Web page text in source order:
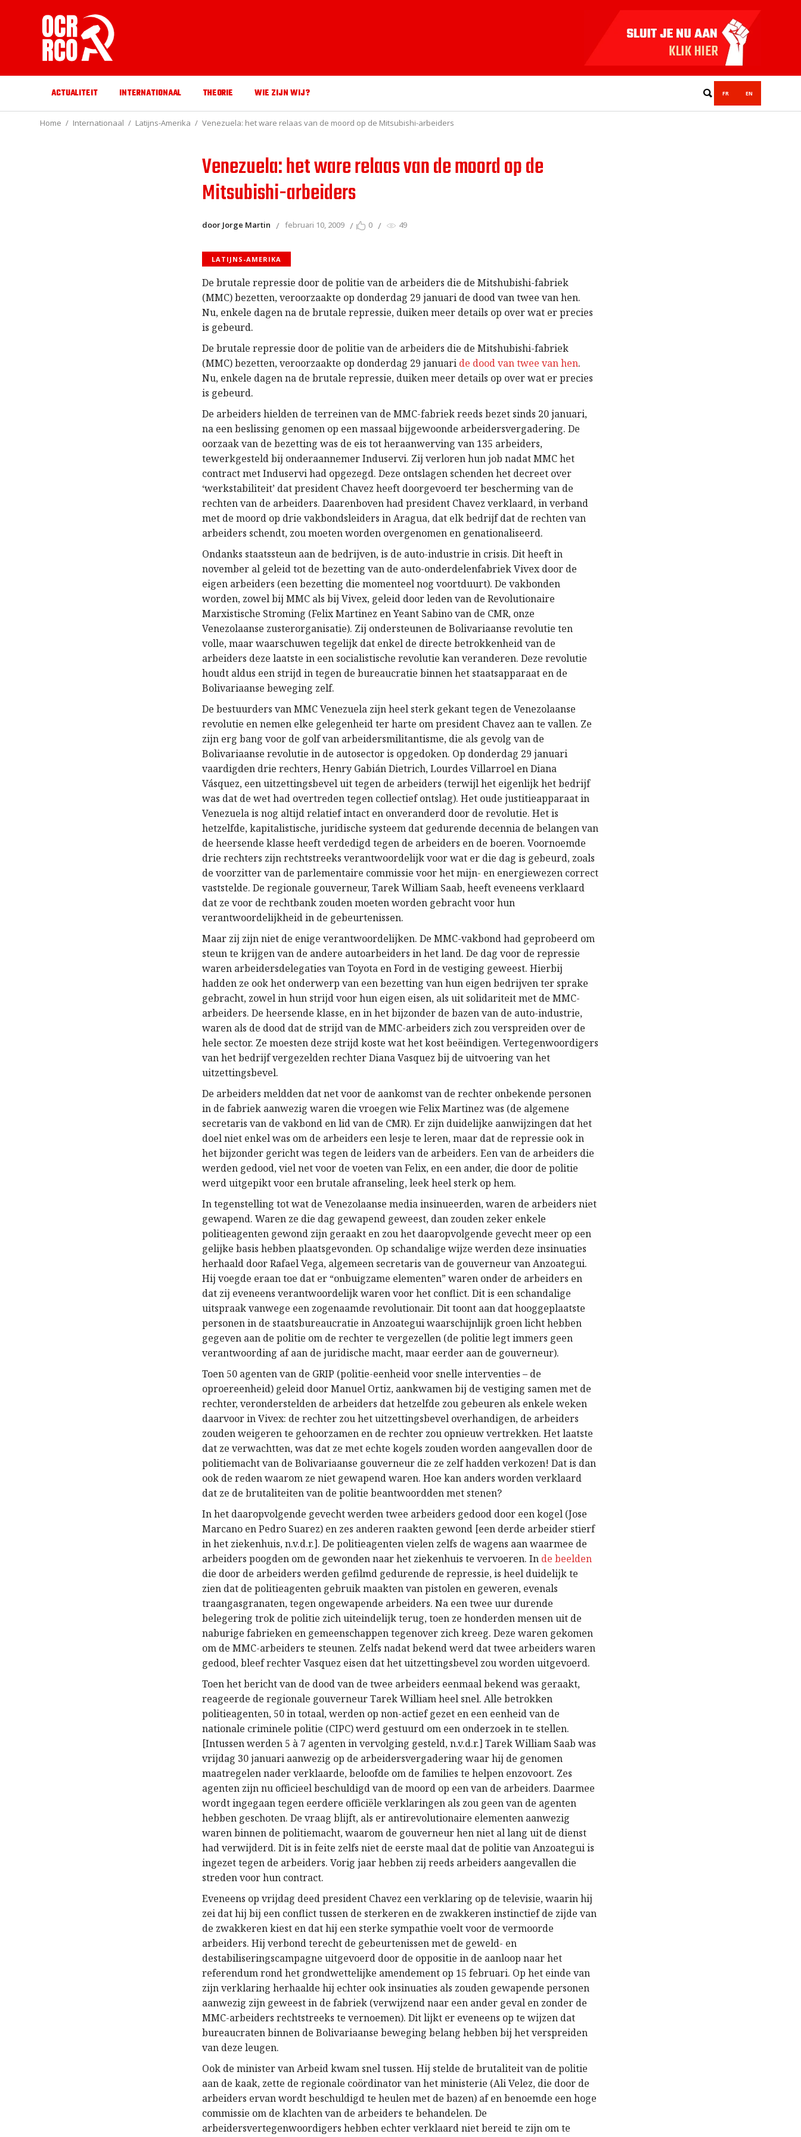
ACTUALITEIT INTERNATIONAAL THEORIE WIE ZIJN WIJ? FR EN
Home Internationaal Latijns-Amerika Venezuela: het ware relaas van de moord op de Mitsubishi-arbeiders
Venezuela: het ware relaas van de moord op de
Mitsubishi-arbeiders
door Jorge Martin februari 10, 2009 0 49
LATIJNS-AMERIKA
De brutale repressie door de politie van de arbeiders die de Mitshubishi-fabriek
(MMC) bezetten, veroorzaakte op donderdag 29 januari de dood van twee van hen.
Nu, enkele dagen na de brutale repressie, duiken meer details op over wat er precies
is gebeurd.
De brutale repressie door de politie van de arbeiders die de Mitshubishi-fabriek
(MMC) bezetten, veroorzaakte op donderdag 29 januari de dood van twee van hen.
Nu, enkele dagen na de brutale repressie, duiken meer details op over wat er precies
is gebeurd.
De arbeiders hielden de terreinen van de MMC-fabriek reeds bezet sinds 20 januari,
na een beslissing genomen op een massaal bijgewoonde arbeidersvergadering. De
oorzaak van de bezetting was de eis tot heraanwerving van 135 arbeiders,
tewerkgesteld bij onderaannemer Induservi. Zij verloren hun job nadat MMC het
contract met Induservi had opgezegd. Deze ontslagen schenden het decreet over
‘werkstabiliteit’ dat president Chavez heeft doorgevoerd ter bescherming van de
rechten van de arbeiders. Daarenboven had president Chavez verklaard, in verband
met de moord op drie vakbondsleiders in Aragua, dat elk bedrijf dat de rechten van
arbeiders schendt, zou moeten worden overgenomen en genationaliseerd.
Ondanks staatssteun aan de bedrijven, is de auto-industrie in crisis. Dit heeft in
november al geleid tot de bezetting van de auto-onderdelenfabriek Vivex door de
eigen arbeiders (een bezetting die momenteel nog voortduurt). De vakbonden
worden, zowel bij MMC als bij Vivex, geleid door leden van de Revolutionaire
Marxistische Stroming (Felix Martinez en Yeant Sabino van de CMR, onze
Venezolaanse zusterorganisatie). Zij ondersteunen de Bolivariaanse revolutie ten
volle, maar waarschuwen tegelijk dat enkel de directe betrokkenheid van de
arbeiders deze laatste in een socialistische revolutie kan veranderen. Deze revolutie
houdt aldus een strijd in tegen de bureaucratie binnen het staatsapparaat en de
Bolivariaanse beweging zelf.
De bestuurders van MMC Venezuela zijn heel sterk gekant tegen de Venezolaanse
revolutie en nemen elke gelegenheid ter harte om president Chavez aan te vallen. Ze
zijn erg bang voor de golf van arbeidersmilitantisme, die als gevolg van de
Bolivariaanse revolutie in de autosector is opgedoken. Op donderdag 29 januari
vaardigden drie rechters, Henry Gabián Dietrich, Lourdes Villarroel en Diana
Vásquez, een uitzettingsbevel uit tegen de arbeiders (terwijl het eigenlijk het bedrijf
was dat de wet had overtreden tegen collectief ontslag). Het oude justitieapparaat in
Venezuela is nog altijd relatief intact en onveranderd door de revolutie. Het is
hetzelfde, kapitalistische, juridische systeem dat gedurende decennia de belangen van
de heersende klasse heeft verdedigd tegen de arbeiders en de boeren. Voornoemde
drie rechters zijn rechtstreeks verantwoordelijk voor wat er die dag is gebeurd, zoals
de voorzitter van de parlementaire commissie voor het mijn- en energiewezen correct
vaststelde. De regionale gouverneur, Tarek William Saab, heeft eveneens verklaard
dat ze voor de rechtbank zouden moeten worden gebracht voor hun
verantwoordelijkheid in de gebeurtenissen.
Maar zij zijn niet de enige verantwoordelijken. De MMC-vakbond had geprobeerd om
steun te krijgen van de andere autoarbeiders in het land. De dag voor de repressie
waren arbeidersdelegaties van Toyota en Ford in de vestiging geweest. Hierbij
hadden ze ook het onderwerp van een bezetting van hun eigen bedrijven ter sprake
gebracht, zowel in hun strijd voor hun eigen eisen, als uit solidariteit met de MMC-
arbeiders. De heersende klasse, en in het bijzonder de bazen van de auto-industrie,
waren als de dood dat de strijd van de MMC-arbeiders zich zou verspreiden over de
hele sector. Ze moesten deze strijd koste wat het kost beëindigen. Vertegenwoordigers
van het bedrijf vergezelden rechter Diana Vasquez bij de uitvoering van het
uitzettingsbevel.
De arbeiders meldden dat net voor de aankomst van de rechter onbekende personen
in de fabriek aanwezig waren die vroegen wie Felix Martinez was (de algemene
secretaris van de vakbond en lid van de CMR). Er zijn duidelijke aanwijzingen dat het
doel niet enkel was om de arbeiders een lesje te leren, maar dat de repressie ook in
het bijzonder gericht was tegen de leiders van de arbeiders. Een van de arbeiders die
werden gedood, viel net voor de voeten van Felix, en een ander, die door de politie
werd uitgepikt voor een brutale afranseling, leek heel sterk op hem.
In tegenstelling tot wat de Venezolaanse media insinueerden, waren de arbeiders niet
gewapend. Waren ze die dag gewapend geweest, dan zouden zeker enkele
politieagenten gewond zijn geraakt en zou het daaropvolgende gevecht meer op een
gelijke basis hebben plaatsgevonden. Op schandalige wijze werden deze insinuaties
herhaald door Rafael Vega, algemeen secretaris van de gouverneur van Anzoategui.
Hij voegde eraan toe dat er “onbuigzame elementen” waren onder de arbeiders en
dat zij eveneens verantwoordelijk waren voor het conflict. Dit is een schandalige
uitspraak vanwege een zogenaamde revolutionair. Dit toont aan dat hooggeplaatste
personen in de staatsbureaucratie in Anzoategui waarschijnlijk groen licht hebben
gegeven aan de politie om de rechter te vergezellen (de politie legt immers geen
verantwoording af aan de juridische macht, maar eerder aan de gouverneur).
Toen 50 agenten van de GRIP (politie-eenheid voor snelle interventies – de
oproereenheid) geleid door Manuel Ortiz, aankwamen bij de vestiging samen met de
rechter, veronderstelden de arbeiders dat hetzelfde zou gebeuren als enkele weken
daarvoor in Vivex: de rechter zou het uitzettingsbevel overhandigen, de arbeiders
zouden weigeren te gehoorzamen en de rechter zou opnieuw vertrekken. Het laatste
dat ze verwachtten, was dat ze met echte kogels zouden worden aangevallen door de
politiemacht van de Bolivariaanse gouverneur die ze zelf hadden verkozen! Dat is dan
ook de reden waarom ze niet gewapend waren. Hoe kan anders worden verklaard
dat ze de brutaliteiten van de politie beantwoordden met stenen?
In het daaropvolgende gevecht werden twee arbeiders gedood door een kogel (Jose
Marcano en Pedro Suarez) en zes anderen raakten gewond [een derde arbeider stierf
in het ziekenhuis, n.v.d.r.]. De politieagenten vielen zelfs de wagens aan waarmee de
arbeiders poogden om de gewonden naar het ziekenhuis te vervoeren. In de beelden
die door de arbeiders werden gefilmd gedurende de repressie, is heel duidelijk te
zien dat de politieagenten gebruik maakten van pistolen en geweren, evenals
traangasgranaten, tegen ongewapende arbeiders. Na een twee uur durende
belegering trok de politie zich uiteindelijk terug, toen ze honderden mensen uit de
naburige fabrieken en gemeenschappen tegenover zich kreeg. Deze waren gekomen
om de MMC-arbeiders te steunen. Zelfs nadat bekend werd dat twee arbeiders waren
gedood, bleef rechter Vasquez eisen dat het uitzettingsbevel zou worden uitgevoerd.
Toen het bericht van de dood van de twee arbeiders eenmaal bekend was geraakt,
reageerde de regionale gouverneur Tarek William heel snel. Alle betrokken
politieagenten, 50 in totaal, werden op non-actief gezet en een eenheid van de
nationale criminele politie (CIPC) werd gestuurd om een onderzoek in te stellen.
[Intussen werden 5 à 7 agenten in vervolging gesteld, n.v.d.r.] Tarek William Saab was
vrijdag 30 januari aanwezig op de arbeidersvergadering waar hij de genomen
maatregelen nader verklaarde, beloofde om de families te helpen enzovoort. Zes
agenten zijn nu officieel beschuldigd van de moord op een van de arbeiders. Daarmee
wordt ingegaan tegen eerdere officiële verklaringen als zou geen van de agenten
hebben geschoten. De vraag blijft, als er antirevolutionaire elementen aanwezig
waren binnen de politiemacht, waarom de gouverneur hen niet al lang uit de dienst
had verwijderd. Dit is in feite zelfs niet de eerste maal dat de politie van Anzoategui is
ingezet tegen de arbeiders. Vorig jaar hebben zij reeds arbeiders aangevallen die
streden voor hun contract.
Eveneens op vrijdag deed president Chavez een verklaring op de televisie, waarin hij
zei dat hij bij een conflict tussen de sterkeren en de zwakkeren instinctief de zijde van
de zwakkeren kiest en dat hij een sterke sympathie voelt voor de vermoorde
arbeiders. Hij verbond terecht de gebeurtenissen met de geweld- en
destabiliseringscampagne uitgevoerd door de oppositie in de aanloop naar het
referendum rond het grondwettelijke amendement op 15 februari. Op het einde van
zijn verklaring herhaalde hij echter ook insinuaties als zouden gewapende personen
aanwezig zijn geweest in de fabriek (verwijzend naar een ander geval en zonder de
MMC-arbeiders rechtstreeks te vernoemen). Dit lijkt er eveneens op te wijzen dat
bureaucraten binnen de Bolivariaanse beweging belang hebben bij het verspreiden
van deze leugen.
Ook de minister van Arbeid kwam snel tussen. Hij stelde de brutaliteit van de politie
aan de kaak, zette de regionale coördinator van het ministerie (Ali Velez, die door de
arbeiders ervan wordt beschuldigd te heulen met de bazen) af en benoemde een hoge
commissie om de klachten van de arbeiders te behandelen. De
arbeidersvertegenwoordigers hebben echter verklaard niet bereid te zijn om te